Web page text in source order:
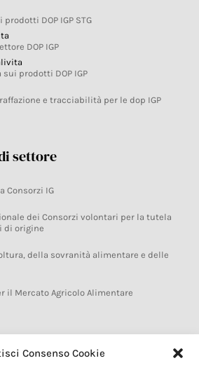
Consenso Cookie
DOP IGP STG
DOP IGP
prodotti DOP IGP
e tracciabilità per le dop IGP
settore
Consorzi IG
dei Consorzi volontari per la tutela
di origine
della sovranità alimentare e delle
il Mercato Agricolo Alimentare